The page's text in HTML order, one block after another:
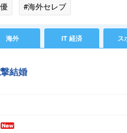
#海外セレブ
#アメリカ
海外 IT 経済 ス
結婚